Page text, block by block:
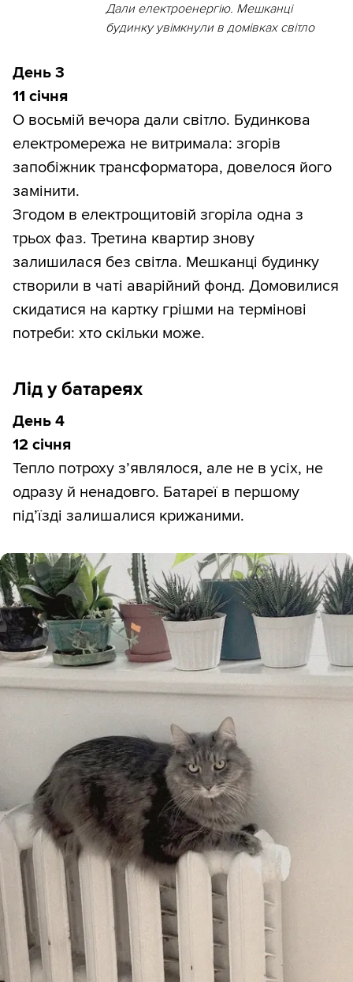
Дали електроенергію. Мешканці
будинку увімкнули в домівках світло
День 3
11 січня
О восьмій вечора дали світло. Будинкова
електромережа не витримала: згорів
запобіжник трансформатора, довелося його
замінити.
Згодом в електрощитовій згоріла одна з
трьох фаз. Третина квартир знову
залишилася без світла. Мешканці будинку
створили в чаті аварійний фонд. Домовилися
скидатися на картку грішми на термінові
потреби: хто скільки може.
Лід у батареях
День 4
12 січня
Тепло потроху з’являлося, але не в усіх, не
одразу й ненадовго. Батареї в першому
під’їзді залишалися крижаними.